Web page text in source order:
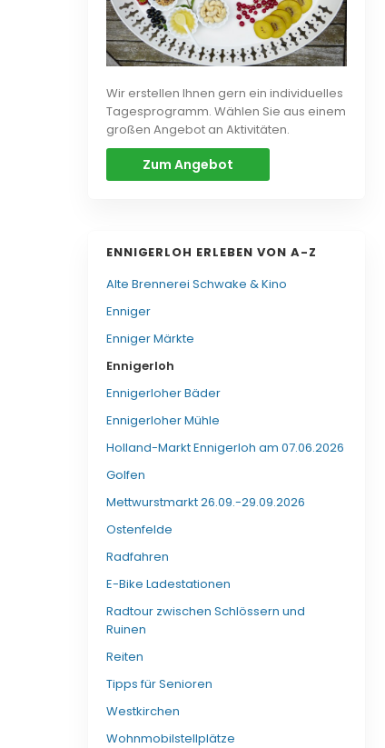
Wir erstellen Ihnen gern ein individuelles
Tagesprogramm. Wählen Sie aus einem
großen Angebot an Aktivitäten.
Zum Angebot
ENNIGERLOH ERLEBEN VON A-Z
Alte Brennerei Schwake & Kino
Enniger
Enniger Märkte
Ennigerloh
Ennigerloher Bäder
Ennigerloher Mühle
Holland-Markt Ennigerloh am 07.06.2026
Golfen
Mettwurstmarkt 26.09.-29.09.2026
Ostenfelde
Radfahren
E-Bike Ladestationen
Radtour zwischen Schlössern und
Ruinen
Reiten
Tipps für Senioren
Westkirchen
Wohnmobilstellplätze